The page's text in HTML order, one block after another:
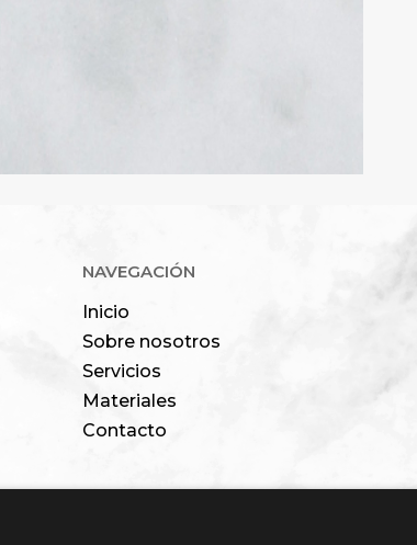
NAVEGACIÓN
Inicio
Sobre nosotros
Servicios
Materiales
Contacto